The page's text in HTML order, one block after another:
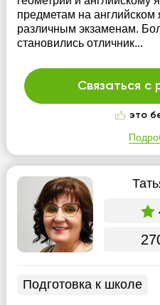
предметам на английском
различным экзаменам.
становились отличник...
Связаться с
это
Подготовка к школе